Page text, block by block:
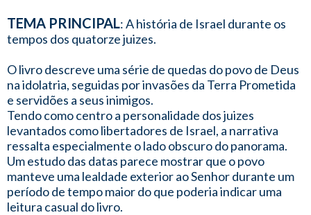
TEMA PRINCIPAL: A história de Israel durante os
tempos dos quatorze juizes.
O livro descreve uma série de quedas do povo de Deus
na idolatria, seguidas por invasões da Terra Prometida
e servidões a seus inimigos.
Tendo como centro a personalidade dos juizes
levantados como libertadores de Israel, a narrativa
ressalta especialmente o lado obscuro do panorama.
Um estudo das datas parece mostrar que o povo
manteve uma lealdade exterior ao Senhor durante um
período de tempo maior do que poderia indicar uma
leitura casual do livro.